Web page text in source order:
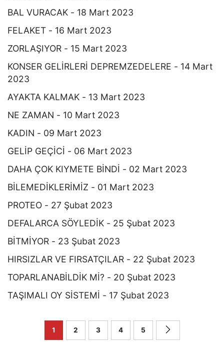
BAL VURACAK - 18 Mart 2023
FELAKET - 16 Mart 2023
ZORLAŞIYOR - 15 Mart 2023
KONSER GELİRLERİ DEPREMZEDELERE - 14 Mart
2023
AYAKTA KALMAK - 13 Mart 2023
NE ZAMAN - 10 Mart 2023
KADIN - 09 Mart 2023
GELİP GEÇİCİ - 06 Mart 2023
DAHA ÇOK KIYMETE BİNDİ - 02 Mart 2023
BİLEMEDİKLERİMİZ - 01 Mart 2023
PROTEO - 27 Şubat 2023
DEFALARCA SÖYLEDİK - 25 Şubat 2023
BİTMİYOR - 23 Şubat 2023
HIRSIZLAR VE FIRSATÇILAR - 22 Şubat 2023
TOPARLANABİLDİK Mİ? - 20 Şubat 2023
TAŞIMALI OY SİSTEMİ - 17 Şubat 2023
1 2 3 4 5